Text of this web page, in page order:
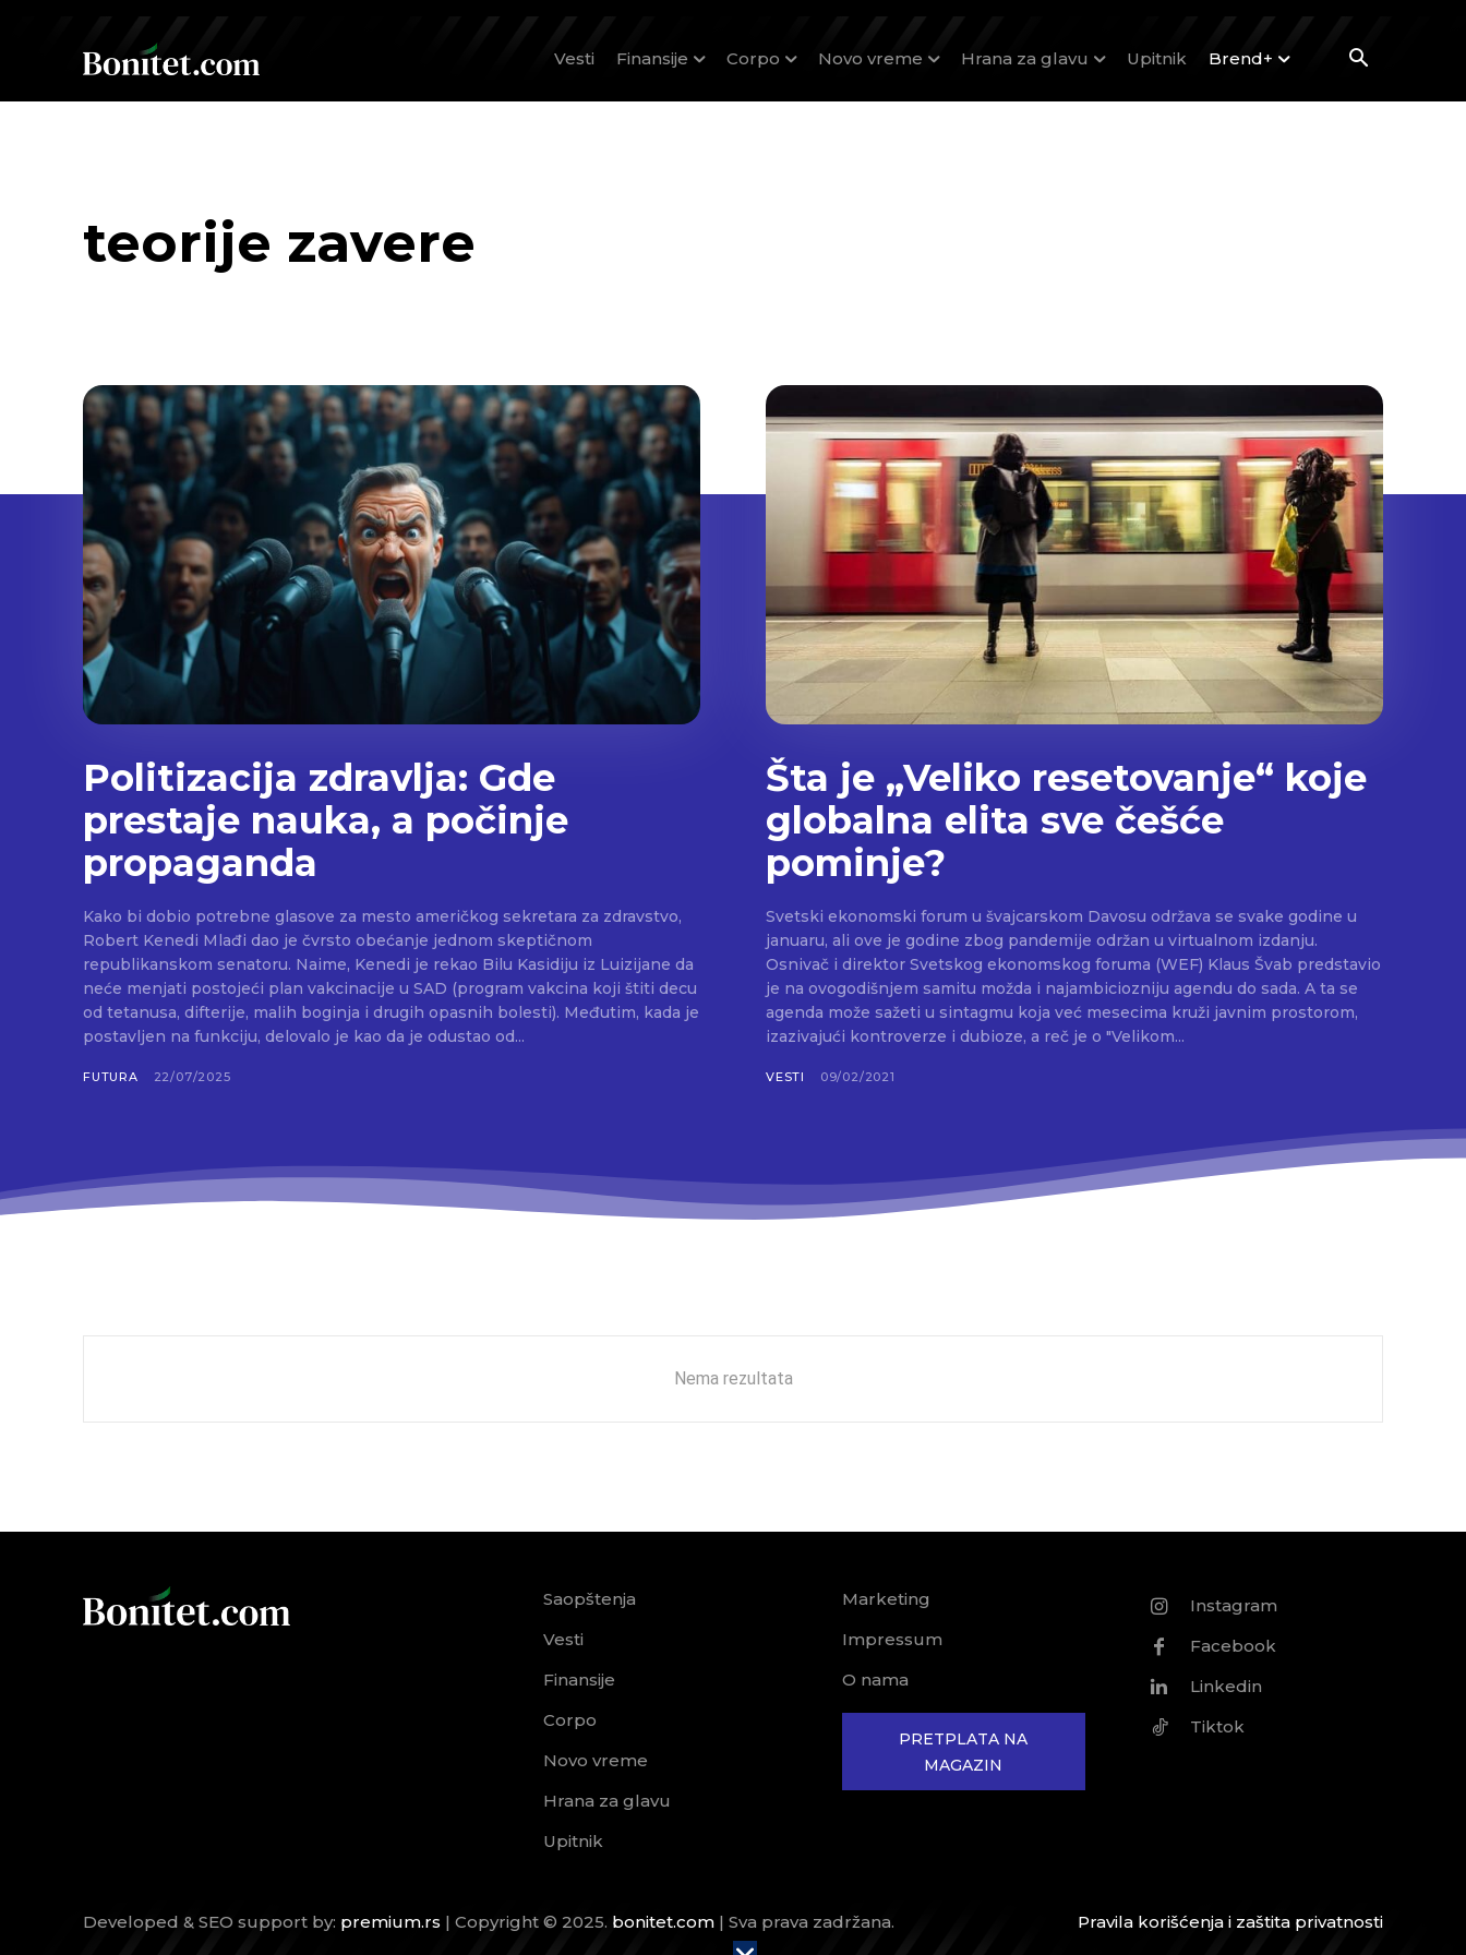
Vesti Finansije Corpo Novo vreme Hrana za glavu Upitnik Brend+
teorije zavere
Politizacija zdravlja: Gde
prestaje nauka, a počinje
propaganda
Kako bi dobio potrebne glasove za mesto američkog sekretara za zdravstvo,
Robert Kenedi Mlađi dao je čvrsto obećanje jednom skeptičnom
republikanskom senatoru. Naime, Kenedi je rekao Bilu Kasidiju iz Luizijane da
neće menjati postojeći plan vakcinacije u SAD (program vakcina koji štiti decu
od tetanusa, difterije, malih boginja i drugih opasnih bolesti). Međutim, kada je
postavljen na funkciju, delovalo je kao da je odustao od...
FUTURA 22/07/2025
Šta je „Veliko resetovanje“ koje
globalna elita sve češće
pominje?
Svetski ekonomski forum u švajcarskom Davosu održava se svake godine u
januaru, ali ove je godine zbog pandemije održan u virtualnom izdanju.
Osnivač i direktor Svetskog ekonomskog foruma (WEF) Klaus Švab predstavio
je na ovogodišnjem samitu možda i najambiciozniju agendu do sada. A ta se
agenda može sažeti u sintagmu koja već mesecima kruži javnim prostorom,
izazivajući kontroverze i dubioze, a reč je o "Velikom...
VESTI 09/02/2021
Nema rezultata
Saopštenja
Vesti
Finansije
Corpo
Novo vreme
Hrana za glavu
Upitnik
Marketing
Impressum
O nama
PRETPLATA NA
MAGAZIN
Instagram
Facebook
Linkedin
Tiktok
Developed & SEO support by: premium.rs | Copyright © 2025. bonitet.com | Sva prava zadržana. Pravila korišćenja i zaštita privatnosti